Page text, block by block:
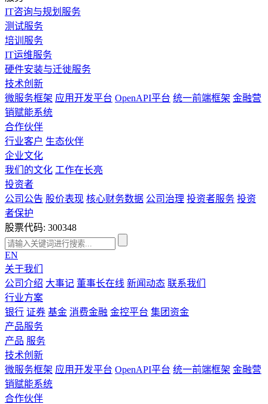
IT咨询与规划服务
测试服务
培训服务
IT运维服务
硬件安装与迁徙服务
技术创新
微服务框架 应用开发平台 OpenAPI平台 统一前端框架 金融营
销赋能系统
合作伙伴
行业客户 生态伙伴
企业文化
我们的文化 工作在长亮
投资者
公司公告 股价表现 核心财务数据 公司治理 投资者服务 投资
者保护
股票代码: 300348
EN
关于我们
公司介绍 大事记 董事长在线 新闻动态 联系我们
行业方案
银行 证券 基金 消费金融 金控平台 集团资金
产品服务
产品 服务
技术创新
微服务框架 应用开发平台 OpenAPI平台 统一前端框架 金融营
销赋能系统
合作伙伴